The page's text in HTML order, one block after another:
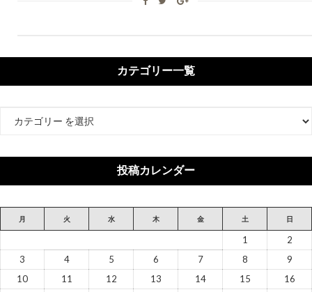
カテゴリー一覧
リ
投稿カレンダー
月 火 水 木 金 土 日
1
2
3
4 5 6 7 8
9
10
11 12 13 14 15
16